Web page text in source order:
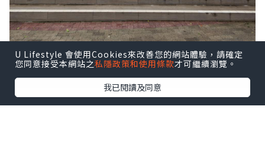
U Lifestyle 會使用Cookies來改善您的網站體驗，請確定
您同意接受本網站之私隱政策和使用條款才可繼續瀏覽。
我已閱讀及同意